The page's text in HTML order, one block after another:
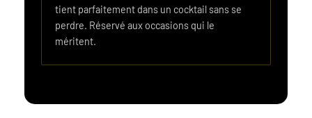
tient parfaitement dans un cocktail sans se
perdre. Réservé aux occasions qui le
méritent.